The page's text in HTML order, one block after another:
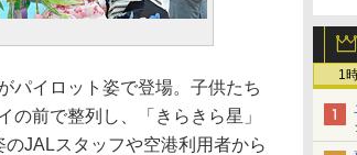
1
パイロット姿で登場。子供たち
前で整列し、「きらきら星」
のJALスタッフや空港利用者から